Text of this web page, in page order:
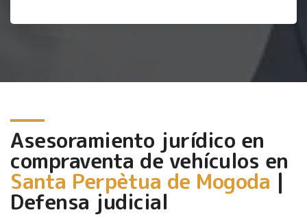
Asesoramiento jurídico en
compraventa de vehículos en
Santa Perpètua de Mogoda |
Defensa judicial